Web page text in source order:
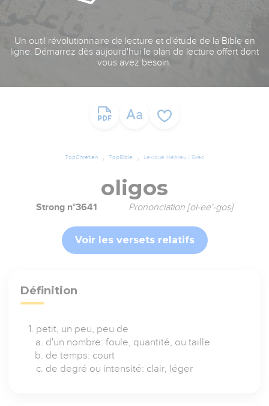
Un outil révolutionnaire de lecture et d'étude de la Bible en
ligne. Démarrez dès aujourd'hui le plan de lecture offert dont
vous avez besoin.
TopChrétien TopBible Lexique Hébreu / Grec
oligos
Strong n°3641 Prononciation [ol-ee'-gos]
Voir les versets relatifs
Définition
petit, un peu, peu de
d'un nombre: foule, quantité, ou taille
de temps: court
de degré ou intensité: clair, léger